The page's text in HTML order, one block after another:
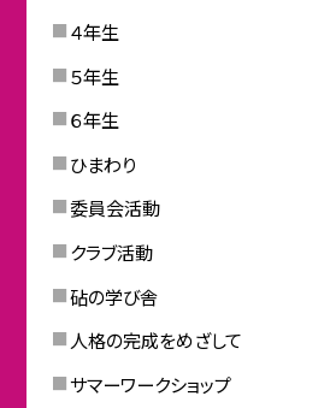
４年生
５年生
６年生
ひまわり
委員会活動
クラブ活動
砧の学び舎
人格の完成をめざして
サマーワークショップ